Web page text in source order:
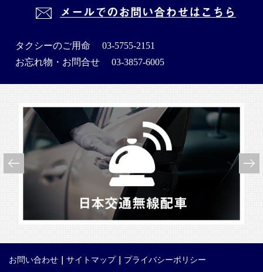
メールでのお問い合わせはこちら
タクシーのご用命03-5755-2151
お忘れ物・お問合せ03-3857-6005
お問い合わせ サイトマップ プライバシーポリシー